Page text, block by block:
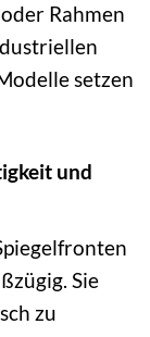
Rahmen
setzen
und
Sie
zu